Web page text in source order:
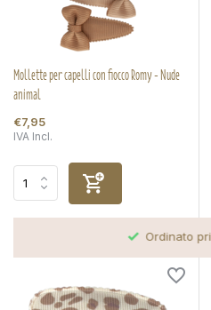
Mollette per capelli con fiocco Romy - Nude
animal
€7,95
IVA Incl.
Ordinato prima delle